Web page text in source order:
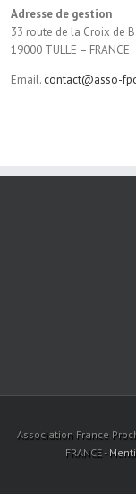
Adresse de gestion
33 route de la Croix de
19000 TULLE – FRANCE
Email. contact@asso-
Association France
FRANCE -